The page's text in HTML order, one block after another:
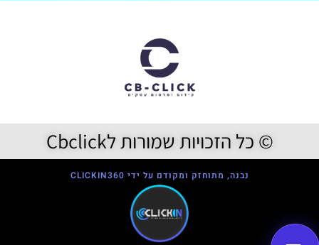
© כל הזכויות שמורות לCbclick
נבנה, מתוחזק ומקודם על ידי CLICKIN360